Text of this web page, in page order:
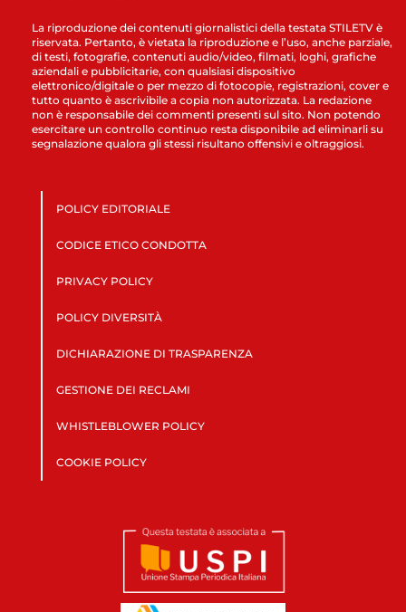
La riproduzione dei contenuti giornalistici della testata STILETV è
riservata. Pertanto, è vietata la riproduzione e l’uso, anche parziale,
di testi, fotografie, contenuti audio/video, filmati, loghi, grafiche
aziendali e pubblicitarie, con qualsiasi dispositivo
elettronico/digitale o per mezzo di fotocopie, registrazioni, cover e
tutto quanto è ascrivibile a copia non autorizzata. La redazione
non è responsabile dei commenti presenti sul sito. Non potendo
esercitare un controllo continuo resta disponibile ad eliminarli su
segnalazione qualora gli stessi risultano offensivi e oltraggiosi.
POLICY EDITORIALE
CODICE ETICO CONDOTTA
PRIVACY POLICY
POLICY DIVERSITÀ
DICHIARAZIONE DI TRASPARENZA
GESTIONE DEI RECLAMI
WHISTLEBLOWER POLICY
COOKIE POLICY